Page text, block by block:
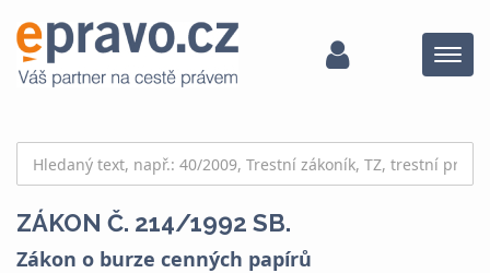
Menu
ZÁKON Č. 214/1992 SB.
Zákon o burze cenných papírů